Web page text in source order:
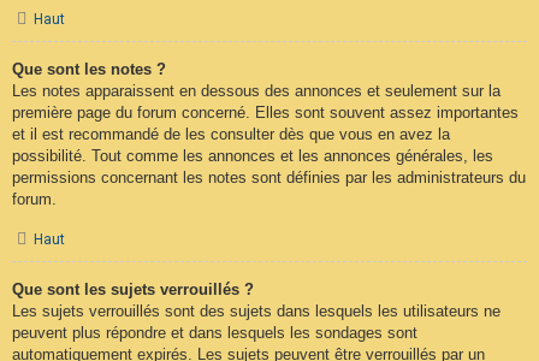
Haut
Que sont les notes ?
Les notes apparaissent en dessous des annonces et seulement sur la
première page du forum concerné. Elles sont souvent assez importantes
et il est recommandé de les consulter dès que vous en avez la
possibilité. Tout comme les annonces et les annonces générales, les
permissions concernant les notes sont définies par les administrateurs du
forum.
Haut
Que sont les sujets verrouillés ?
Les sujets verrouillés sont des sujets dans lesquels les utilisateurs ne
peuvent plus répondre et dans lesquels les sondages sont
automatiquement expirés. Les sujets peuvent être verrouillés par un